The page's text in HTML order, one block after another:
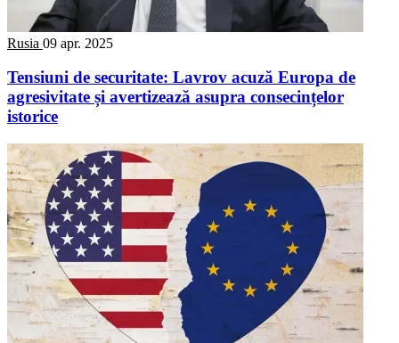
Rusia 09 apr. 2025
Tensiuni de securitate: Lavrov acuză Europa de
agresivitate și avertizează asupra consecințelor
istorice